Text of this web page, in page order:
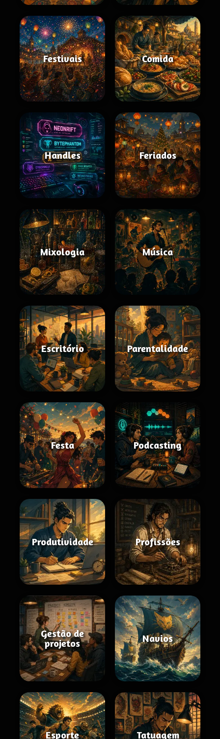
Festivais Comida
Handles Feriados
Mixologia Música
Escritório Parentalidade
Festa Podcasting
Produtividade Profissões
Gestão de
projetos
Navios
Esporte Tatuagem